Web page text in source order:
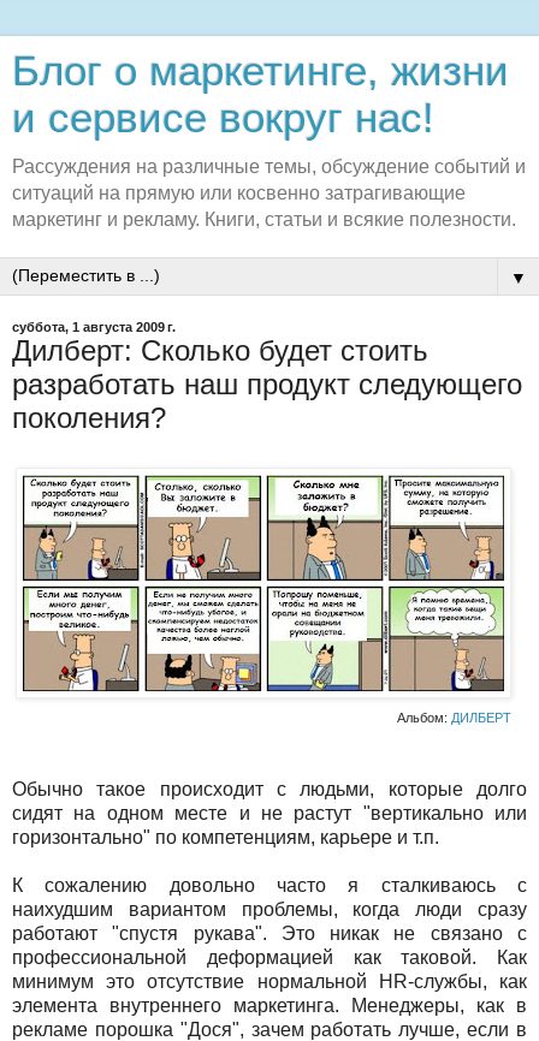
Блог о маркетинге, жизни
и сервисе вокруг нас!
Рассуждения на различные темы, обсуждение событий и
ситуаций на прямую или косвенно затрагивающие
маркетинг и рекламу. Книги, статьи и всякие полезности.
▼
суббота, 1 августа 2009 г.
Дилберт: Сколько будет стоить
разработать наш продукт следующего
поколения?
Альбом: ДИЛБЕРТ
Обычно такое происходит с людьми, которые долго
сидят на одном месте и не растут "вертикально или
горизонтально" по компетенциям, карьере и т.п.
К сожалению довольно часто я сталкиваюсь с
наихудшим вариантом проблемы, когда люди сразу
работают "спустя рукава". Это никак не связано с
профессиональной деформацией как таковой. Как
минимум это отсутствие нормальной HR-службы, как
элемента внутреннего маркетинга. Менеджеры, как в
рекламе порошка "Дося", зачем работать лучше, если в